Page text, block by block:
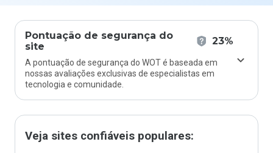
Pontuação de segurança do
site
23%
A pontuação de segurança do WOT é baseada em
nossas avaliações exclusivas de especialistas em
tecnologia e comunidade.
Veja sites confiáveis populares: